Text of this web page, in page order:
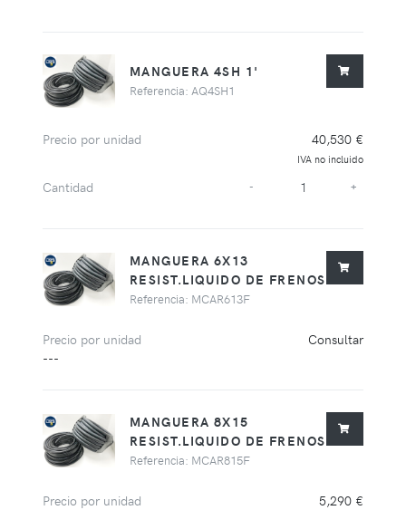
MANGUERA 4SH 1'
Referencia: AQ4SH1
Precio por unidad 40,530 €
IVA no incluido
Cantidad - +
MANGUERA 6X13
RESIST.LIQUIDO DE FRENOS
Referencia: MCAR613F
Precio por unidad
Consultar
---
MANGUERA 8X15
RESIST.LIQUIDO DE FRENOS
Referencia: MCAR815F
Precio por unidad 5,290 €